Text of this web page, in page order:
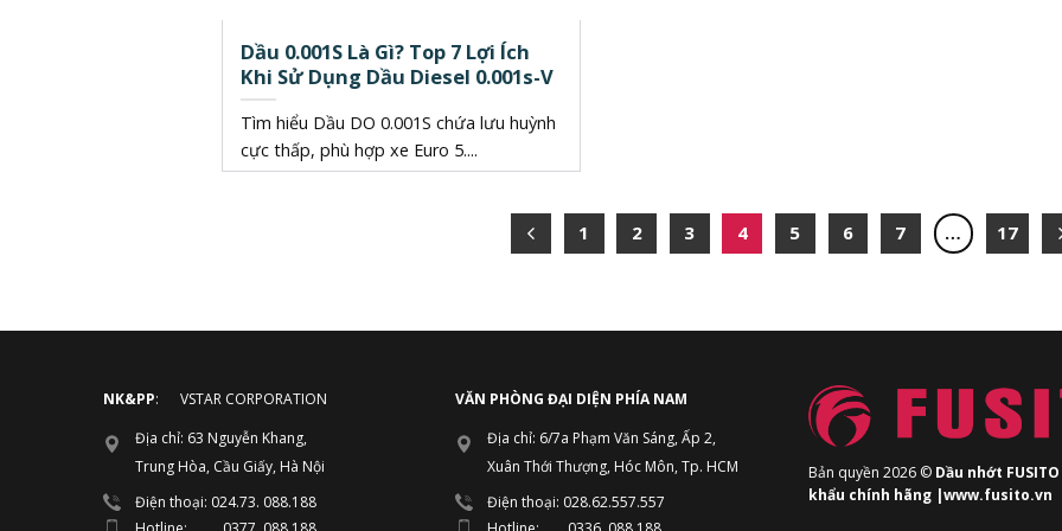
Dầu 0.001S Là Gì? Top 7 Lợi Ích
Khi Sử Dụng Dầu Diesel 0.001s-V
Tìm hiểu Dầu DO 0.001S chứa lưu huỳnh
cực thấp, phù hợp xe Euro 5....
1 2 3 4 5 6 7 … 17
NK&PP: VSTAR CORPORATION
Địa chỉ: 63 Nguyễn Khang,
Trung Hòa, Cầu Giấy, Hà Nội
Điện thoại: 024.73. 088.188
VĂN PHÒNG ĐẠI DIỆN PHÍA NAM
Địa chỉ: 6/7a Phạm Văn Sáng, Ấp 2,
Xuân Thới Thượng, Hóc Môn, Tp. HCM
Điện thoại: 028.62.557.557
Bản quyền 2026 © Dầu nhớt
khẩu chính hãng |www.fusito.vn